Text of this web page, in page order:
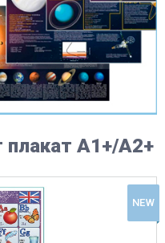
плакат A1+/A2+
NEW